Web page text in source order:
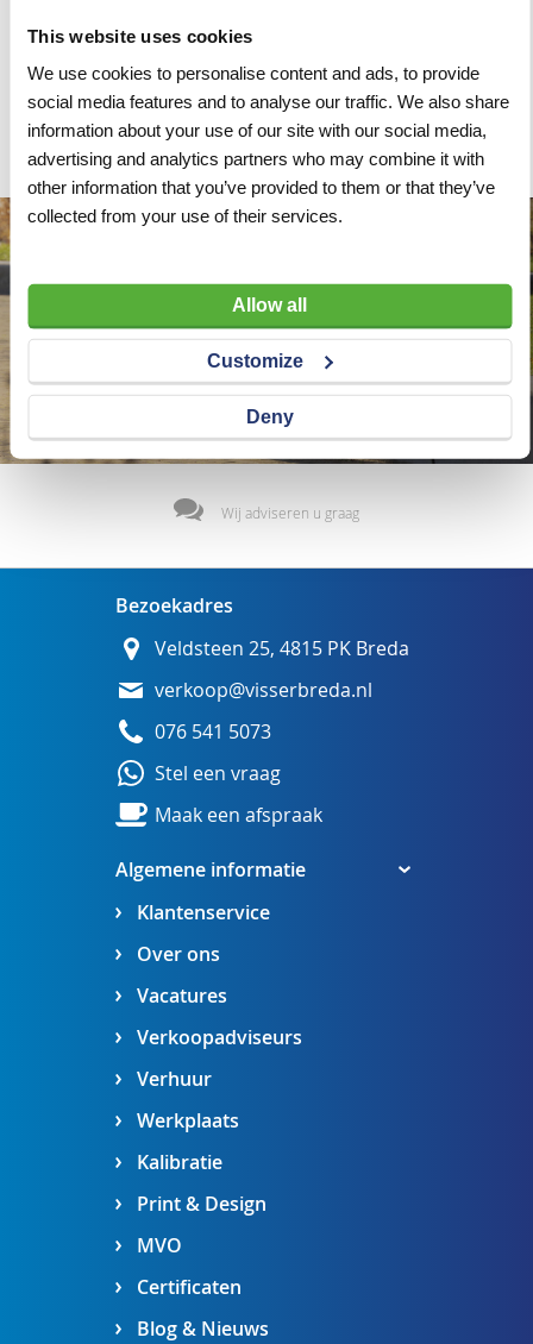
This website uses cookies
We use cookies to personalise content and ads, to provide
social media features and to analyse our traffic. We also share
information about your use of our site with our social media,
advertising and analytics partners who may combine it with
other information that you’ve provided to them or that they’ve
collected from your use of their services.
Allow all
Customize
Deny
Artnr r10272 excl. btw
€ 15,50
r10264 excl. btw
€ 10,85
Wij adviseren u graag
Algemene informatie
Klantenservice
Over ons
Vacatures
Verkoopadviseurs
Verhuur
Werkplaats
Kalibratie
Print & Design
MVO
Certificaten
Blog & Nieuws
Bezoekadres
Veldsteen 25, 4815 PK Breda
verkoop@visserbreda.nl
076 541 5073
Stel een vraag
Maak een afspraak